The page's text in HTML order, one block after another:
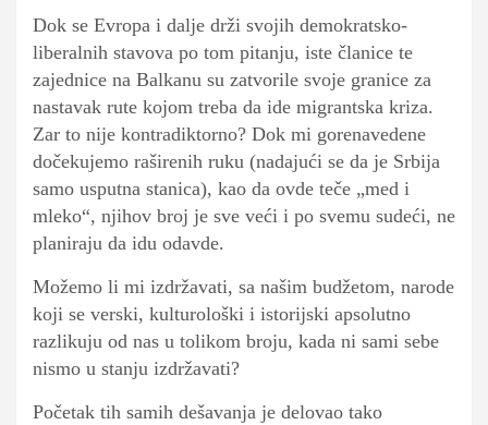
Dok se Evropa i dalje drži svojih demokratsko-
liberalnih stavova po tom pitanju, iste članice te
zajednice na Balkanu su zatvorile svoje granice za
nastavak rute kojom treba da ide migrantska kriza.
Zar to nije kontradiktorno? Dok mi gorenavedene
dočekujemo raširenih ruku (nadajući se da je Srbija
samo usputna stanica), kao da ovde teče „med i
mleko“, njihov broj je sve veći i po svemu sudeći, ne
planiraju da idu odavde.
Možemo li mi izdržavati, sa našim budžetom, narode
koji se verski, kulturološki i istorijski apsolutno
razlikuju od nas u tolikom broju, kada ni sami sebe
nismo u stanju izdržavati?
Početak tih samih dešavanja je delovao tako